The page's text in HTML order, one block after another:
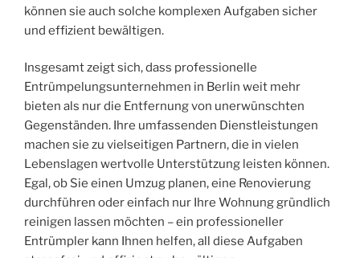
können sie auch solche komplexen Aufgaben sicher
und effizient bewältigen.
Insgesamt zeigt sich, dass professionelle
Entrümpelungsunternehmen in Berlin weit mehr
bieten als nur die Entfernung von unerwünschten
Gegenständen. Ihre umfassenden Dienstleistungen
machen sie zu vielseitigen Partnern, die in vielen
Lebenslagen wertvolle Unterstützung leisten können.
Egal, ob Sie einen Umzug planen, eine Renovierung
durchführen oder einfach nur Ihre Wohnung gründlich
reinigen lassen möchten – ein professioneller
Entrümpler kann Ihnen helfen, all diese Aufgaben